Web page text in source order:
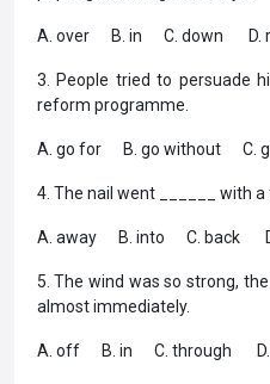
A. over B. in C. down D.
3. People tried to persuade
reform programme.
A. go for B. go without C.
4. The nail went ______ with
A. away B. into C. back
5. The wind was so strong,
almost immediately.
A. off B. in C. through D.